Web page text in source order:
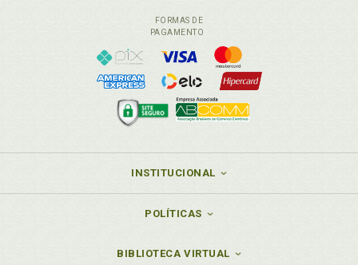
FORMAS DE
PAGAMENTO
INSTITUCIONAL
POLÍTICAS
BIBLIOTECA VIRTUAL